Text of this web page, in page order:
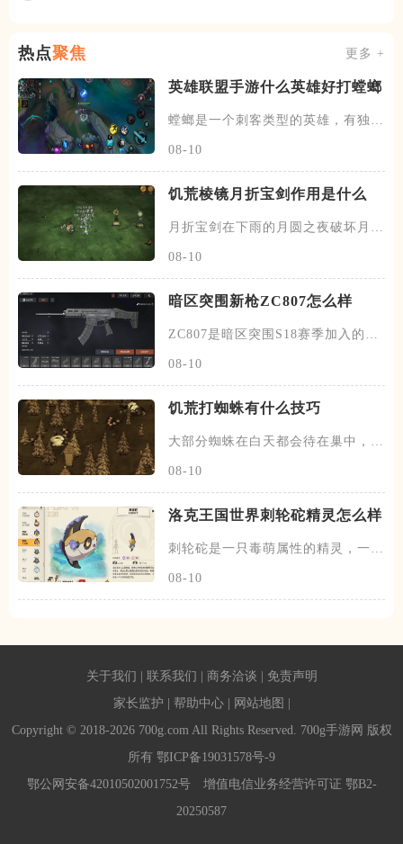
热点聚焦 更多 +
英雄联盟手游什么英雄好打螳螂
螳螂是一个刺客类型的英雄，有独特
08-10
饥荒棱镜月折宝剑作用是什么
月折宝剑在下雨的月圆之夜破坏月的
08-10
暗区突围新枪ZC807怎么样
ZC807是暗区突围S18赛季加入的新
08-10
饥荒打蜘蛛有什么技巧
大部分蜘蛛在白天都会待在巢中，在
08-10
洛克王国世界刺轮砣精灵怎么样
刺轮砣是一只毒萌属性的精灵，一共
08-10
关于我们 联系我们 商务洽谈
免责声明
家长监护
帮助中心 网站地图
Copyright © 2018-2026 700g.com All Rights Reserved. 700g手游网 版权
所有 鄂ICP备19031578号-9
鄂公网安备42010502001752号增值电信业务经营许可证 鄂B2-
20250587